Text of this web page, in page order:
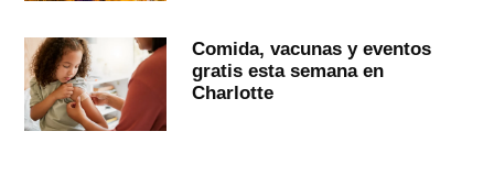
Comida, vacunas y eventos
gratis esta semana en
Charlotte